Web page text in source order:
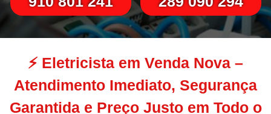
⚡ Eletricista em Venda Nova –
Atendimento Imediato, Segurança
Garantida e Preço Justo em Todo o